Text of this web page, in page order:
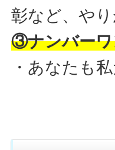
彰など、や
③ナンバーワ
・あなたも